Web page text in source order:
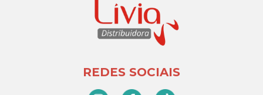
REDES SOCIAIS